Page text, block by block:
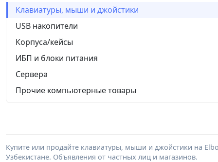
Клавиатуры, мыши и джойстики
USB накопители
Корпуса/кейсы
ИБП и блоки питания
Сервера
Прочие компьютерные товары
Купите или продайте клавиатуры, мыши и джойстики на
Узбекистане. Объявления от частных лиц и магазинов.